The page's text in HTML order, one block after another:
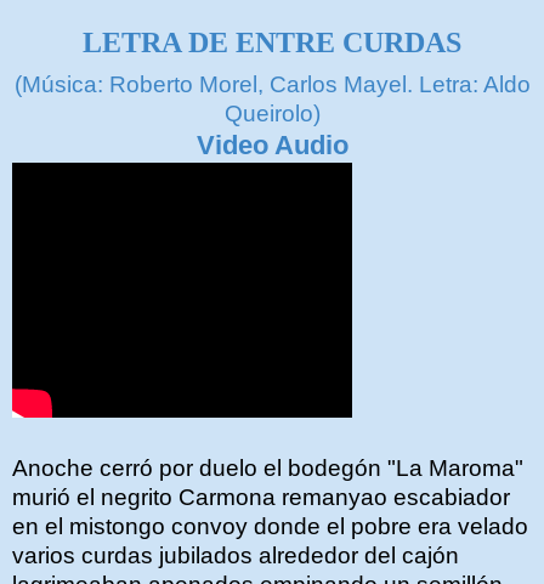
LETRA DE ENTRE CURDAS
(Música: Roberto Morel, Carlos Mayel. Letra: Aldo
Queirolo)
Video Audio
Anoche cerró por duelo el bodegón "La Maroma"
murió el negrito Carmona remanyao escabiador
en el mistongo convoy donde el pobre era velado
varios curdas jubilados alrededor del cajón